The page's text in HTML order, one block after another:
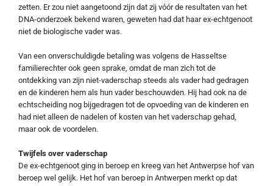
zetten. Er zou niet aangetoond zijn dat zij vóór de resultaten van het
DNA-onderzoek bekend waren, geweten had dat haar ex-echtgenoot
niet de biologische vader was.
Van een onverschuldigde betaling was volgens de Hasseltse
familierechter ook geen sprake, omdat de man zich tot de
ontdekking van zijn niet-vaderschap steeds als vader had gedragen
en de kinderen hem als hun vader beschouwden. Hij had ook na de
echtscheiding nog bijgedragen tot de opvoeding van de kinderen en
had niet alleen de nadelen of kosten van het vaderschap gehad,
maar ook de voordelen.
Twijfels over vaderschap
De ex-echtgenoot ging in beroep en kreeg van het Antwerpse hof van
beroep wel gelijk. Het hof van beroep in Antwerpen merkt op dat